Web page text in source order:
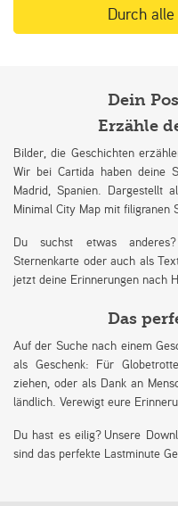
Durch
Dein
Erzähle
Bilder, die Geschichten
Wir bei Cartida haben deine
Madrid, Spanien. Dargestellt
Minimal City Map mit filigranen
Du suchst etwas
Sternenkarte oder auch als
jetzt deine Erinnerungen nach
Das
Auf der Suche nach einem
als Geschenk: Für
ziehen, oder als Dank an
ländlich. Verewigt eure
Du hast es eilig? Unsere
sind das perfekte Lastminute